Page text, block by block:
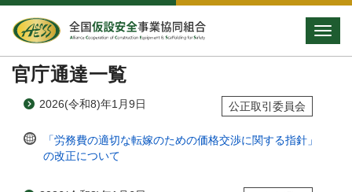
官庁通達一覧
2026(令和8)年1月9日 公正取引委員会
「労務費の適切な転嫁のための価格交渉に関する指針」
の改正について